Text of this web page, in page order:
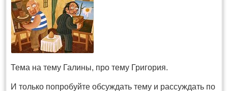
Тема на тему Галины, про тему Григория.
И только попробуйте обсуждать тему и рассуждать по